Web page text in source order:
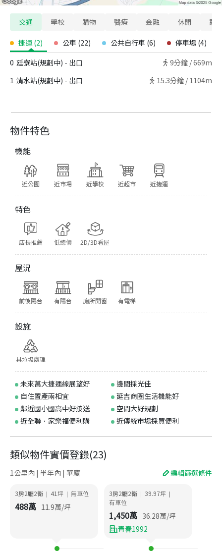
物件特色
機能
近公園 近市場 近學校 近超市 近捷運
特色
店長推薦 低總價 2D/3D看屋
屋況
前後陽台 有陽台 廁所開窗 有電梯
設施
具垃圾處理
未來萬大捷運線展望好
邊間採光佳
自住置產兩相宜
延吉商圈生活機能好
鄰近國小國高中好接送
空間大好規劃
近全聯．家樂福便利購
近傳統市場採買便利
交通 學校 購物 醫療 金融 休閒 寵
捷運 (2) 公車 (22) 公共自行車 (6) 停車場 (4)
0 廷寮站(規劃中) - 出口 9分鐘 /669m
1 清水站(規劃中) - 出口 15.3分鐘 / 1104m
類似物件實價登錄(23)
1公里內 | 半年內 | 華廈 編輯篩選條件
3房2廳2衛 | 41坪 | 無車位
488萬 11.9萬/坪
3房2廳2衛 | 39.97坪 |
有車位
1,450萬 36.28萬/坪
青春1992